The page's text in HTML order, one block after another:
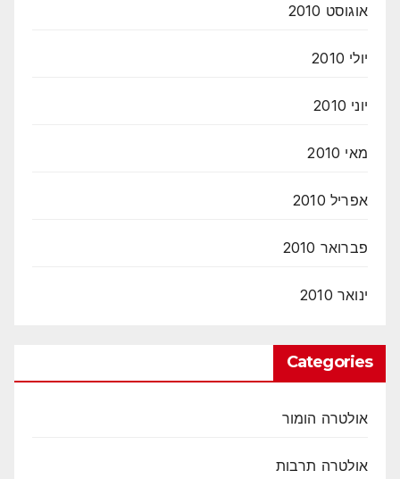
אוגוסט 2010
יולי 2010
יוני 2010
מאי 2010
אפריל 2010
פברואר 2010
ינואר 2010
Categories
אולטרה הומור
אולטרה תרבות